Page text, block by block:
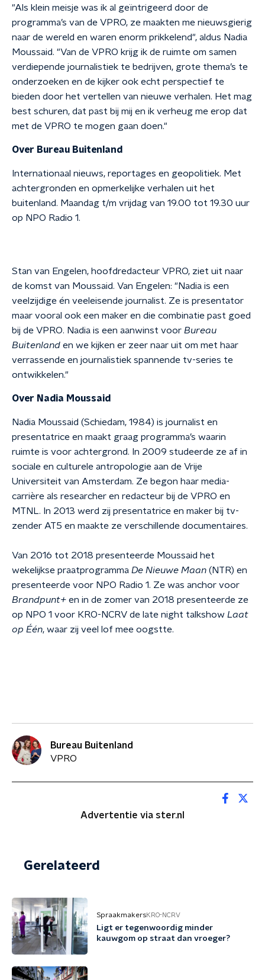
"Als klein meisje was ik al geïntrigeerd door de
programma’s van de VPRO, ze maakten me nieuwsgierig
naar de wereld en waren enorm prikkelend", aldus Nadia
Moussaid. "Van de VPRO krijg ik de ruimte om samen
verdiepende journalistiek te bedrijven, grote thema’s te
onderzoeken en de kijker ook echt perspectief te
bieden door het vertellen van nieuwe verhalen. Het mag
best schuren, dat past bij mij en ik verheug me erop dat
met de VPRO te mogen gaan doen."
Over Bureau Buitenland
Internationaal nieuws, reportages en geopolitiek. Met
achtergronden en opmerkelijke verhalen uit het
buitenland. Maandag t/m vrijdag van 19.00 tot 19.30 uur
op NPO Radio 1.
Stan van Engelen, hoofdredacteur VPRO, ziet uit naar
de komst van Moussaid. Van Engelen: "Nadia is een
veelzijdige én veeleisende journalist. Ze is presentator
maar vooral ook een maker en die combinatie past goed
bij de VPRO. Nadia is een aanwinst voor Bureau
Buitenland en we kijken er zeer naar uit om met haar
verrassende en journalistiek spannende tv-series te
ontwikkelen."
Over Nadia Moussaid
Nadia Moussaid (Schiedam, 1984) is journalist en
presentatrice en maakt graag programma’s waarin
ruimte is voor achtergrond. In 2009 studeerde ze af in
sociale en culturele antropologie aan de Vrije
Universiteit van Amsterdam. Ze begon haar media-
carrière als researcher en redacteur bij de VPRO en
MTNL. In 2013 werd zij presentatrice en maker bij tv-
zender AT5 en maakte ze verschillende documentaires.
Van 2016 tot 2018 presenteerde Moussaid het
wekelijkse praatprogramma De Nieuwe Maan (NTR) en
presenteerde voor NPO Radio 1. Ze was anchor voor
Brandpunt+ en in de zomer van 2018 presenteerde ze
op NPO 1 voor KRO-NCRV de late night talkshow Laat
op Één, waar zij veel lof mee oogstte.
Bureau Buitenland
VPRO
Advertentie via ster.nl
Gerelateerd
SpraakmakersKRO-NCRV
Ligt er tegenwoordig minder
kauwgom op straat dan vroeger?